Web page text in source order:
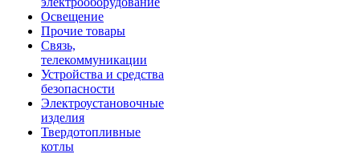
Освещение
Прочие товары
Связь,
телекоммуникации
Устройства и средства
безопасности
Электроустановочные
изделия
Твердотопливные
котлы